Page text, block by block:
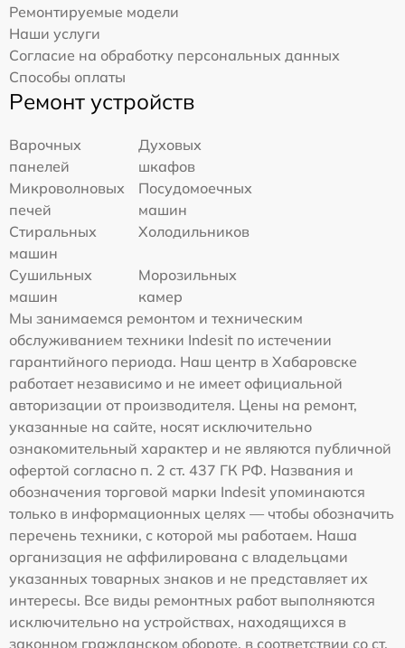
Ремонтируемые модели
Наши услуги
Согласие на обработку персональных данных
Способы оплаты
Ремонт устройств
Варочных
панелей
Духовых
шкафов
Микроволновых
печей
Посудомоечных
машин
Стиральных
машин
Холодильников
Сушильных
машин
Морозильных
камер
Мы занимаемся ремонтом и техническим
обслуживанием техники Indesit по истечении
гарантийного периода. Наш центр в Хабаровске
работает независимо и не имеет официальной
авторизации от производителя. Цены на ремонт,
указанные на сайте, носят исключительно
ознакомительный характер и не являются публичной
офертой согласно п. 2 ст. 437 ГК РФ. Названия и
обозначения торговой марки Indesit упоминаются
только в информационных целях — чтобы обозначить
перечень техники, с которой мы работаем. Наша
организация не аффилирована с владельцами
указанных товарных знаков и не представляет их
интересы. Все виды ремонтных работ выполняются
исключительно на устройствах, находящихся в
законном гражданском обороте, в соответствии со ст.